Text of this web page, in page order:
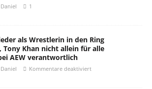
Daniel 1
als Wrestlerin in den Ring
Tony Khan nicht allein für alle
AEW verantwortlich
Daniel Kommentare deaktiviert